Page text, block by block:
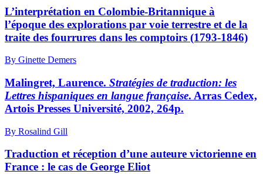
L’interprétation en Colombie-Britannique à
l’époque des explorations par voie terrestre et de la
traite des fourrures dans les comptoirs (1793-1846)
By Ginette Demers
Malingret, Laurence. Stratégies de traduction: les
Lettres hispaniques en langue française. Arras Cedex,
Artois Presses Université, 2002, 264p.
By Rosalind Gill
Traduction et réception d’une auteure victorienne en
France : le cas de George Eliot